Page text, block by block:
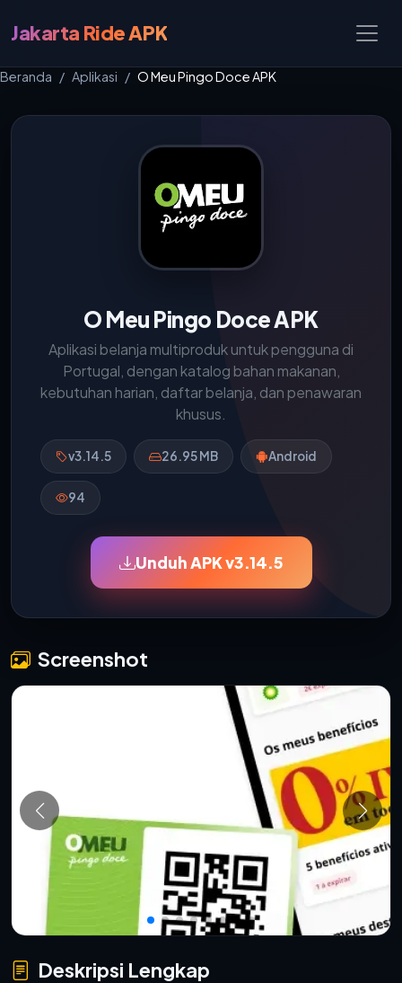
Jakarta Ride APK
Beranda Aplikasi O Meu Pingo Doce APK
O Meu Pingo Doce APK
Aplikasi belanja multiproduk untuk pengguna di
Portugal, dengan katalog bahan makanan,
kebutuhan harian, daftar belanja, dan penawaran
khusus.
v3.14.5 26.95 MB Android
94
Unduh APK v3.14.5
Screenshot
Deskripsi Lengkap